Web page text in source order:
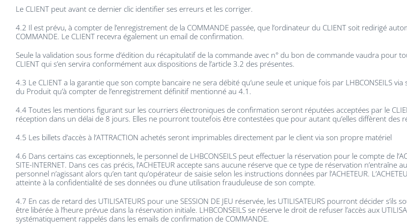
Le CLIENT peut avant ce dernier clic identifier ses erreurs et les corriger.
4.2 Il est prévu, à compter de l’enregistrement de la COMMANDE passée, que l’ordinateur du CLIENT soit redirigé
COMMANDE. Le CLIENT recevra également un email de confirmation.
Seule la validation sous forme d’édition du récapitulatif de la commande avec n° du bon de commande vaudra pour
CLIENT qui s’en servira conformément aux dispositions de l’article 3.2 des présentes.
4.3 Le CLIENT a la garantie que son compte bancaire ne sera débité qu’une seule et unique fois par LHBCONSEILS
du Produit qu’à compter de l’enregistrement définitif mentionné au 4.1.
4.4 Toutes les mentions figurant sur les courriers électroniques de confirmation seront réputées acceptées par le
réception dans un délai de 8 jours. Elles ne pourront toutefois être contestées que pour autant qu’elles diffèrent des
4.5 Les billets d’accès à l’ATTRACTION achetés seront imprimables directement par le client via son propre matériel
4.6 Dans certains cas exceptionnels, le personnel de LHBCONSEILS peut effectuer la réservation pour le compte de
SITE-INTERNET. Dans ces cas précis, l’ACHETEUR accepte sans aucune réserve que ce type de réservation
personnel n’agissant alors qu’en tant qu’opérateur de saisie selon les instructions données par l’ACHETEUR.
atteinte à la confidentialité de ses données ou d’une utilisation frauduleuse de son compte.
4.7 En cas de retard des UTILISATEURS pour une SESSION DE JEU réservée, les UTILISATEURS pourront décider
être libérée à l’heure prévue dans la réservation initiale. LHBCONSEILS se réserve le droit de refuser l’accès aux
systématiquement rappelés dans les emails de confirmation de COMMANDE.